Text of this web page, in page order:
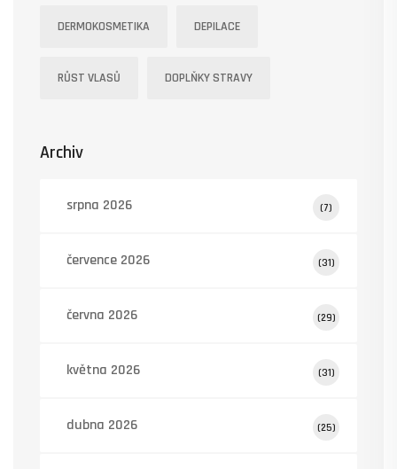
DERMOKOSMETIKA DEPILACE
RŮST VLASŮ DOPLŇKY STRAVY
Archiv
srpna 2026 (7)
července 2026 (31)
června 2026 (29)
května 2026 (31)
dubna 2026 (25)